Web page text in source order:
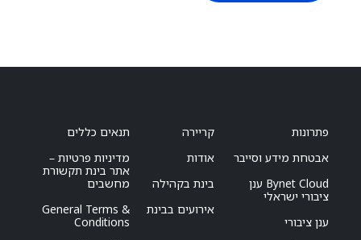
פתרונות
אבטחת מידע וסייבר
Bynet Cloud ענן
ציבורי ישראלי
ענן ציבורי
קריירה
אודות
בינת בקהילה
אירועים בבינת
תנאים כללים
מדיניות פרטיות –
אתר בינת תקשורת
מחשבים
General Terms &
Conditions